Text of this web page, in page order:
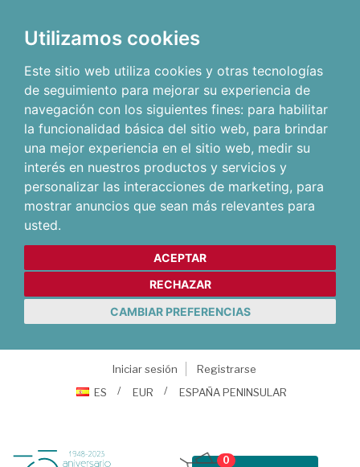
Utilizamos cookies
Este sitio web utiliza cookies y otras tecnologías
de seguimiento para mejorar su experiencia de
navegación con los siguientes fines: para habilitar
la funcionalidad básica del sitio web, para brindar
una mejor experiencia en el sitio web, medir su
interés en nuestros productos y servicios y
personalizar las interacciones de marketing, para
mostrar anuncios que sean más relevantes para
usted.
ACEPTAR
RECHAZAR
CAMBIAR PREFERENCIAS
Iniciar sesión
Registrarse
ES
EUR ESPAÑA PENINSULAR
0